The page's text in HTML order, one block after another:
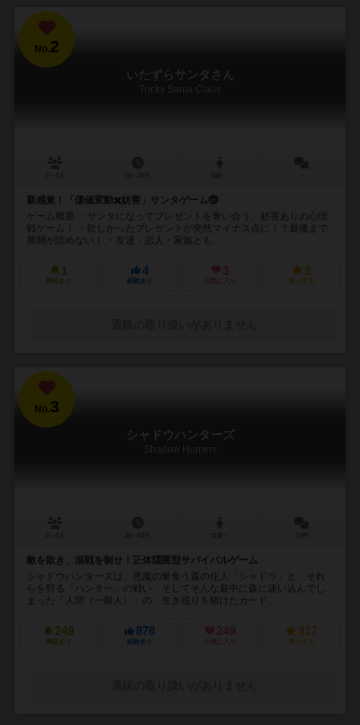
No.2
いたずらサンタさん
Tricky Santa Claus
新感覚！「価値変動✖️妨害」サンタゲーム🤶
ゲーム概要 ・サンタになってプレゼントを奪い合う、妨害ありの心理
戦ゲーム！ ・欲しかったプレゼントが突然マイナス点に！？最後まで
展開が読めない！ ・友達・恋人・家族とも...
1
興味あり
4
経験あり
3
お気に入り
3
持ってる
No.3
シャドウハンターズ
Shadow Hunters
敵を欺き、混戦を制せ！正体隠匿型サバイバルゲーム
シャドウハンターズは、悪魔の巣食う森の住人「シャドウ」と、それ
らを狩る「ハンター」の戦い、そしてそんな最中に森に迷い込んでし
まった「人間（一般人）」の、生き残りを賭けたカード...
249
興味あり
878
経験あり
249
お気に入り
317
持ってる